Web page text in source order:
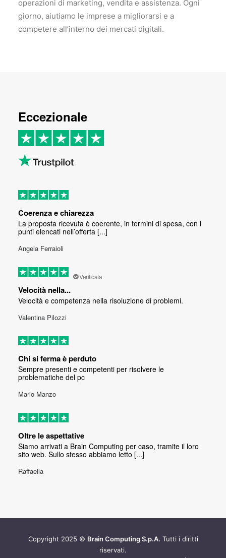
operazioni di marketing, vendita e assistenza. Ogni
giorno, aiutiamo le imprese a migliorarsi e a
competere all’interno dei mercati digitali.
Eccezionale
Coerenza e chiarezza
La proposta ricevuta è coerente, in termini di spesa, con i
punti elencati nell’offerta [...]
Angela Ferraioli
Verificata
Velocità nella...
Velocità e competenza nella risoluzione di problemi.
Valentina Pilozzi
Chi si ferma è perduto
Sempre presenti e competenti per risolvere le
problematiche del pc
Mario Manzo
Oltre le aspettative
Siamo arrivati a Brain Computing per caso, tramite il loro
sito web. Sullo stesso abbiamo letto [...]
Raffaella
Copyright 2025 © Brain Computing S.p.A. Tutti i diritti
riservati.